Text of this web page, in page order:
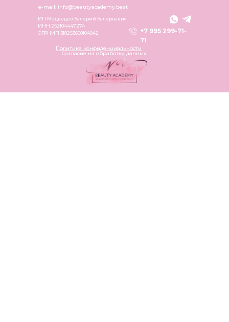
e-mail: info@beautyacademy.best
Политика конфиденциальности
Согласие на обработку данных
ИП Медведев Валерий Валерьевич
ИНН 252104447274
ОГРНИП 318253600104042
+7 995 299-71-
71